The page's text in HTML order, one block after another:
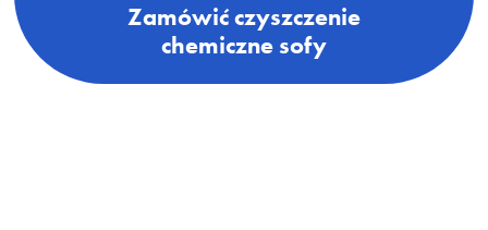
Zamówić czyszczenie
chemiczne sofy